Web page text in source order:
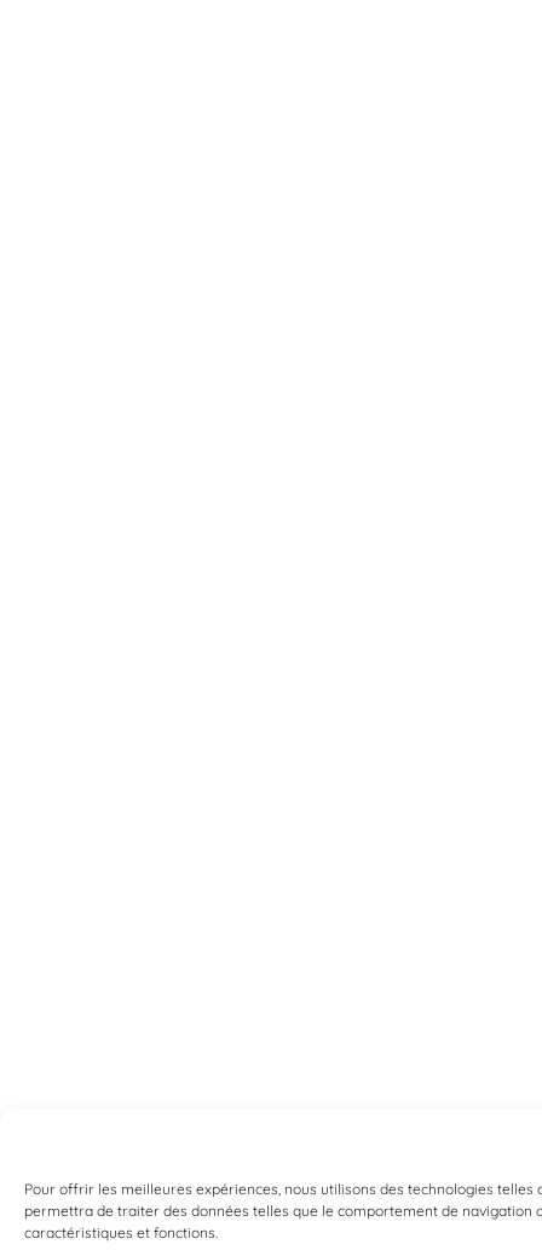
Pour offrir les meilleures expériences, nous utilisons des technologies
permettra de traiter des données telles que le comportement de
caractéristiques et fonctions.